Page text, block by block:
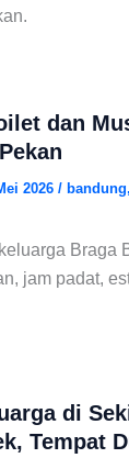
dan
2026 / bandung,
Braga
jam padat,
di
Tempat